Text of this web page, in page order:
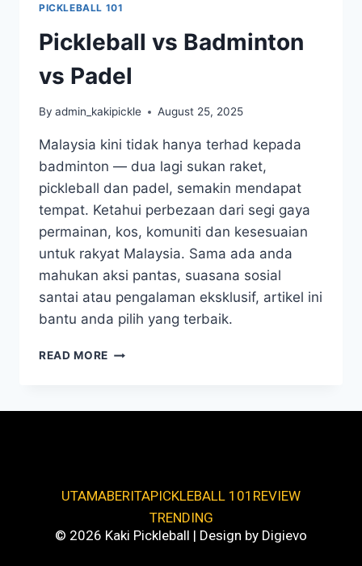
PICKLEBALL 101
Pickleball vs Badminton
vs Padel
By admin_kakipickle August 25, 2025
Malaysia kini tidak hanya terhad kepada
badminton — dua lagi sukan raket,
pickleball dan padel, semakin mendapat
tempat. Ketahui perbezaan dari segi gaya
permainan, kos, komuniti dan kesesuaian
untuk rakyat Malaysia. Sama ada anda
mahukan aksi pantas, suasana sosial
santai atau pengalaman eksklusif, artikel ini
bantu anda pilih yang terbaik.
READ MORE
UTAMABERITAPICKLEBALL 101 REVIEW
TRENDING
© 2026 Kaki Pickleball | Design by Digievo